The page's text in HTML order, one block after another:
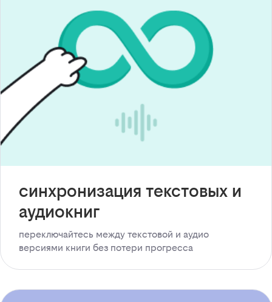
синхронизация текстовых и
аудиокниг
переключайтесь между текстовой и аудио
версиями книги без потери прогресса